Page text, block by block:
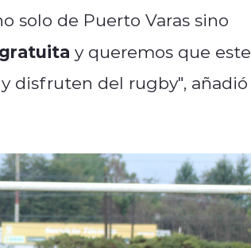
solo de Puerto Varas sino
y queremos que este
disfruten del rugby", añadió